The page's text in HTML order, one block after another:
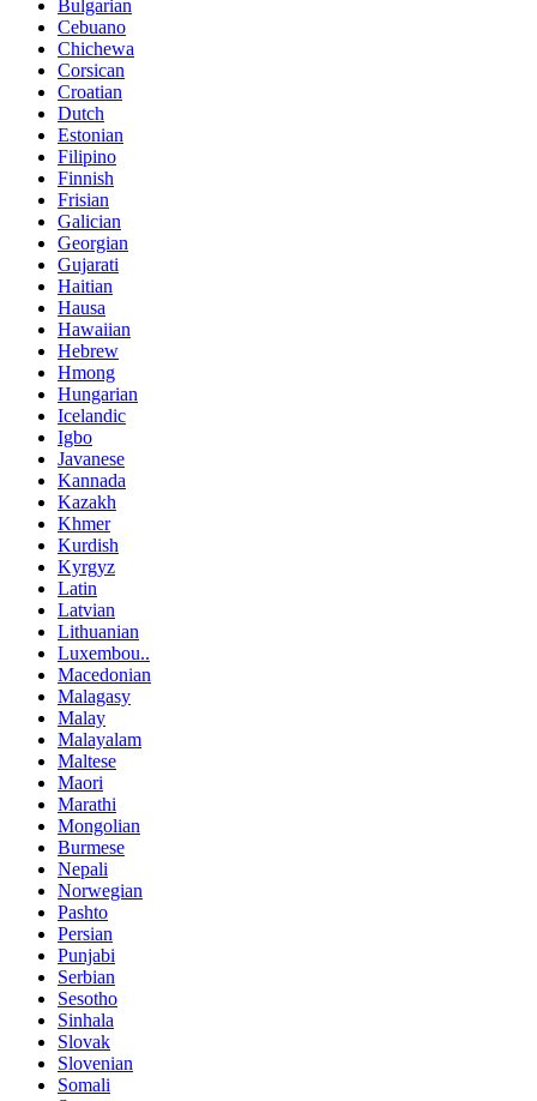
Bulgarian
Cebuano
Chichewa
Corsican
Croatian
Dutch
Estonian
Filipino
Finnish
Frisian
Galician
Georgian
Gujarati
Haitian
Hausa
Hawaiian
Hebrew
Hmong
Hungarian
Icelandic
Igbo
Javanese
Kannada
Kazakh
Khmer
Kurdish
Kyrgyz
Latin
Latvian
Lithuanian
Luxembou..
Macedonian
Malagasy
Malay
Malayalam
Maltese
Maori
Marathi
Mongolian
Burmese
Nepali
Norwegian
Pashto
Persian
Punjabi
Serbian
Sesotho
Sinhala
Slovak
Slovenian
Somali